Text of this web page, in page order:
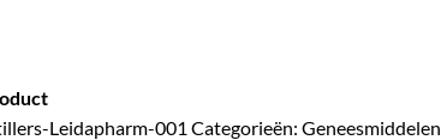
Leidapharm-001 Categorieën: Geneesmiddelen